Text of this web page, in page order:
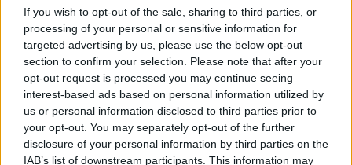
If you wish to opt-out of the sale, sharing to third parties, or
processing of your personal or sensitive information for
targeted advertising by us, please use the below opt-out
section to confirm your selection. Please note that after your
opt-out request is processed you may continue seeing
interest-based ads based on personal information utilized by
us or personal information disclosed to third parties prior to
your opt-out. You may separately opt-out of the further
disclosure of your personal information by third parties on the
IAB’s list of downstream participants. This information may
κτηνιατρικές υπηρεσίες του ΥΠΑΑΤ
Μετά τονεντοπισμό νέου κρούσματος στη
Φωκίδα, ηπαράταση των μέτρων για ακόμη
10 ημέρες με σκοπό την αποφυγή περαιτέρω
μετάδοσης του ιού εξετάζεται από το